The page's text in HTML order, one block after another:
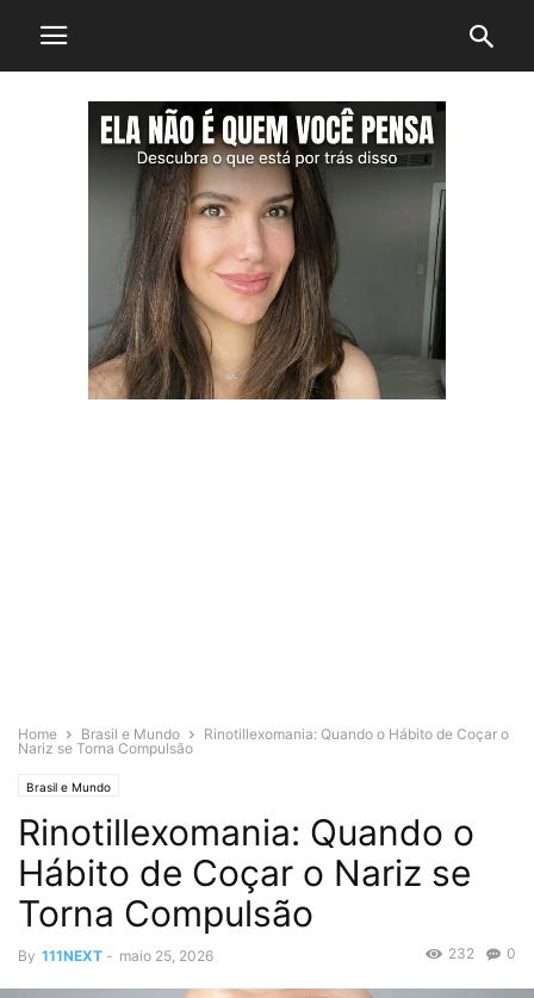
Home Brasil e Mundo
Rinotillexomania: Quando o Hábito de Coçar o
Nariz se Torna Compulsão
Brasil e Mundo
Rinotillexomania: Quando o
Hábito de Coçar o Nariz se
Torna Compulsão
By 111NEXT - maio 25, 2026 0
232